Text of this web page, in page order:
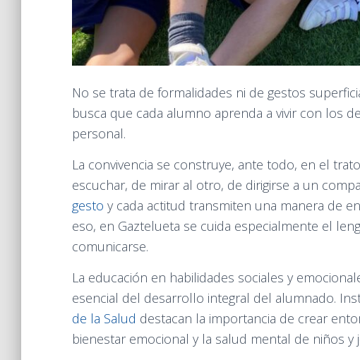
No se trata de formalidades ni de gestos
busca que cada alumno aprenda a vivir con los
personal.
La convivencia se construye, ante todo, en el
escuchar, de mirar al otro, de dirigirse a un
gesto y cada actitud transmiten una manera de
eso, en Gaztelueta se cuida especialmente el
comunicarse.
La educación en habilidades sociales y
esencial del desarrollo integral del alumnado.
de la Salud destacan la importancia de crear
bienestar emocional y la salud mental de niños y